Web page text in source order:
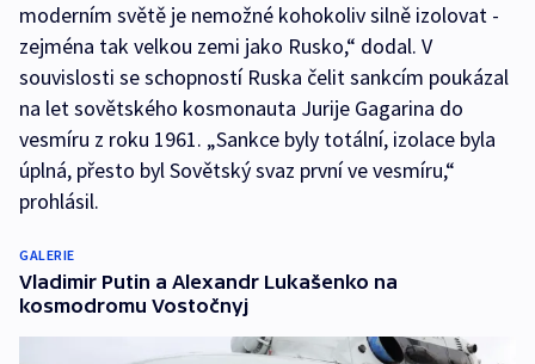
moderním světě je nemožné kohokoliv silně izolovat -
zejména tak velkou zemi jako Rusko,“ dodal. V
souvislosti se schopností Ruska čelit sankcím poukázal
na let sovětského kosmonauta Jurije Gagarina do
vesmíru z roku 1961. „Sankce byly totální, izolace byla
úplná, přesto byl Sovětský svaz první ve vesmíru,“
prohlásil.
GALERIE
Vladimir Putin a Alexandr Lukašenko na
kosmodromu Vostočnyj